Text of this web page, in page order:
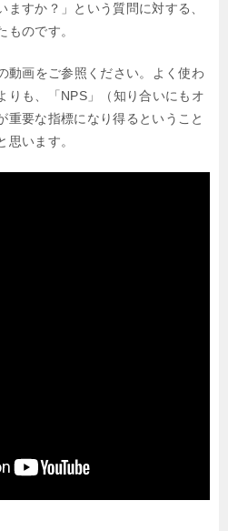
すか？」という質問に対する、
ものです。
動画をご参照ください。よく使わ
りも、「NPS」（知り合いにもオ
重要な指標になり得るということ
思います。